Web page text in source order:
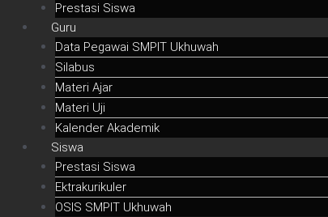
Prestasi Siswa
Guru
Data Pegawai SMPIT Ukhuwah
Silabus
Materi Ajar
Materi Uji
Kalender Akademik
Siswa
Prestasi Siswa
Ektrakurikuler
OSIS SMPIT Ukhuwah